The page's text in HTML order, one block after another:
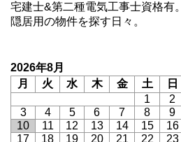
宅建士&第二種電気工事士資格有。
隠居用の物件を探す日々。
2026年8月
月
火 水 木 金 土
日
1
2
3
4 5 6 7 8
9
10
11 12 13 14 15
16
17
18 19 20 21 22 23